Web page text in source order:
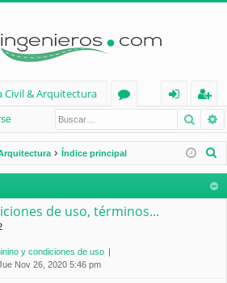
Civil & Arquitectura
os
nt
ifi
eg
ist
ra
Índice principal
de uso, términos...
y condiciones de uso
Jue Nov 26, 2020 5:46 pm